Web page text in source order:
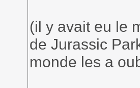
(il y avait eu le
de Jurassic
monde les a